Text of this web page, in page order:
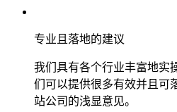
专业且落地的建议
我们具有各个行业丰富地实
们可以提供很多有效并且可
站公司的浅显意见。